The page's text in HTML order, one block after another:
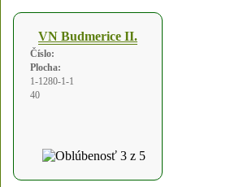
VN Budmerice II.
Číslo:
Plocha:
1-1280-1-1
40